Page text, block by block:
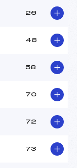
26
48
58
70
72
73